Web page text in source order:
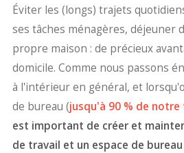
Éviter les (longs) trajets
ses tâches ménagères, déjeuner
propre maison : de précieux
domicile. Comme nous passons
à l'intérieur en général, et
de bureau (jusqu'à 90 % de
est important de créer et
de travail et un espace de bureau